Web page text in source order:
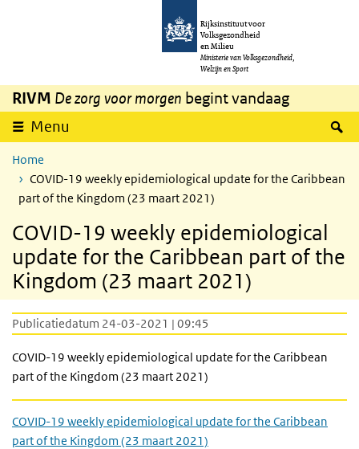
Overslaan en naar de inhoud gaan
Rijksinstituut voor
Volksgezondheid
en Milieu
Ministerie van Volksgezondheid,
Welzijn en Sport
RIVM De zorg voor morgen begint vandaag
Menu
Home
COVID-19 weekly epidemiological update for the Caribbean
part of the Kingdom (23 maart 2021)
COVID-19 weekly epidemiological
update for the Caribbean part of the
Kingdom (23 maart 2021)
Publicatiedatum 24-03-2021 | 09:45
COVID-19 weekly epidemiological update for the Caribbean
part of the Kingdom (23 maart 2021)
COVID-19 weekly epidemiological update for the Caribbean
part of the Kingdom (23 maart 2021)